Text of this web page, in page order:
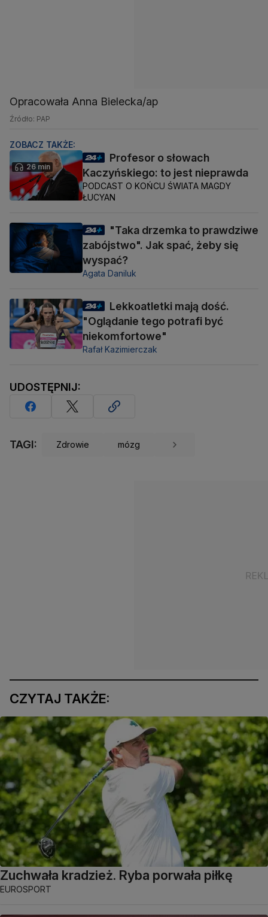
Opracowała Anna Bielecka/ap
Źródło: PAP
ZOBACZ TAKŻE:
26 min
Profesor o słowach
Kaczyńskiego: to jest nieprawda
PODCAST O KOŃCU ŚWIATA MAGDY
ŁUCYAN
"Taka drzemka to prawdziwe
zabójstwo". Jak spać, żeby się
wyspać?
Agata Daniluk
Lekkoatletki mają dość.
"Oglądanie tego potrafi być
niekomfortowe"
Rafał Kazimierczak
UDOSTĘPNIJ:
TAGI: Zdrowie mózg
CZYTAJ TAKŻE:
Zuchwała kradzież. Ryba porwała piłkę
EUROSPORT